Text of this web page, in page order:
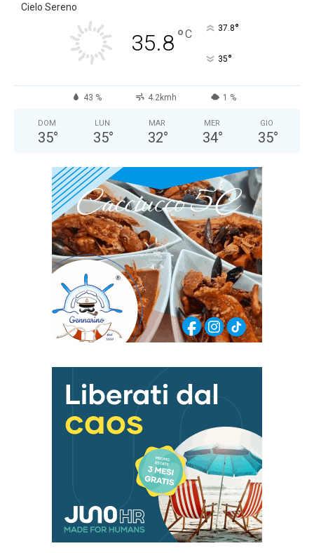
Cielo Sereno
35.8°C 37.8°
35°
43 % 4.2kmh 1 %
DOM
35°
LUN
35°
MAR
32°
MER
34°
GIO
35°